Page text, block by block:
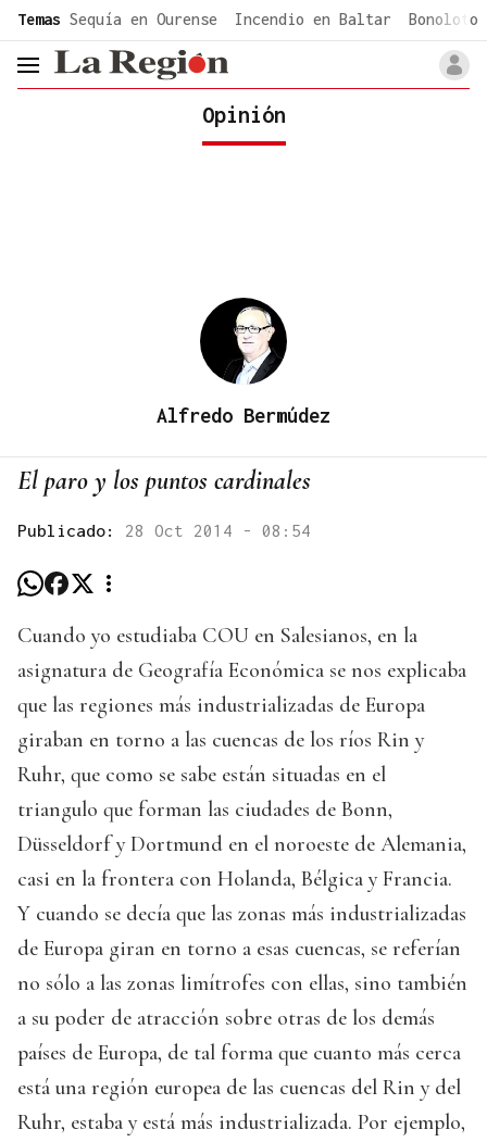
common.go-to-content
Temas Sequía en Ourense Incendio en Baltar Bonoloto
header.menu.open
Opinión
Alfredo Bermúdez
El paro y los puntos cardinales
Publicado: 28 Oct 2014 - 08:54
Cuando yo estudiaba COU en Salesianos, en la
asignatura de Geografía Económica se nos explicaba
que las regiones más industrializadas de Europa
giraban en torno a las cuencas de los ríos Rin y
Ruhr, que como se sabe están situadas en el
triangulo que forman las ciudades de Bonn,
Düsseldorf y Dortmund en el noroeste de Alemania,
casi en la frontera con Holanda, Bélgica y Francia.
Y cuando se decía que las zonas más industrializadas
de Europa giran en torno a esas cuencas, se referían
no sólo a las zonas limítrofes con ellas, sino también
a su poder de atracción sobre otras de los demás
países de Europa, de tal forma que cuanto más cerca
está una región europea de las cuencas del Rin y del
Ruhr, estaba y está más industrializada. Por ejemplo,